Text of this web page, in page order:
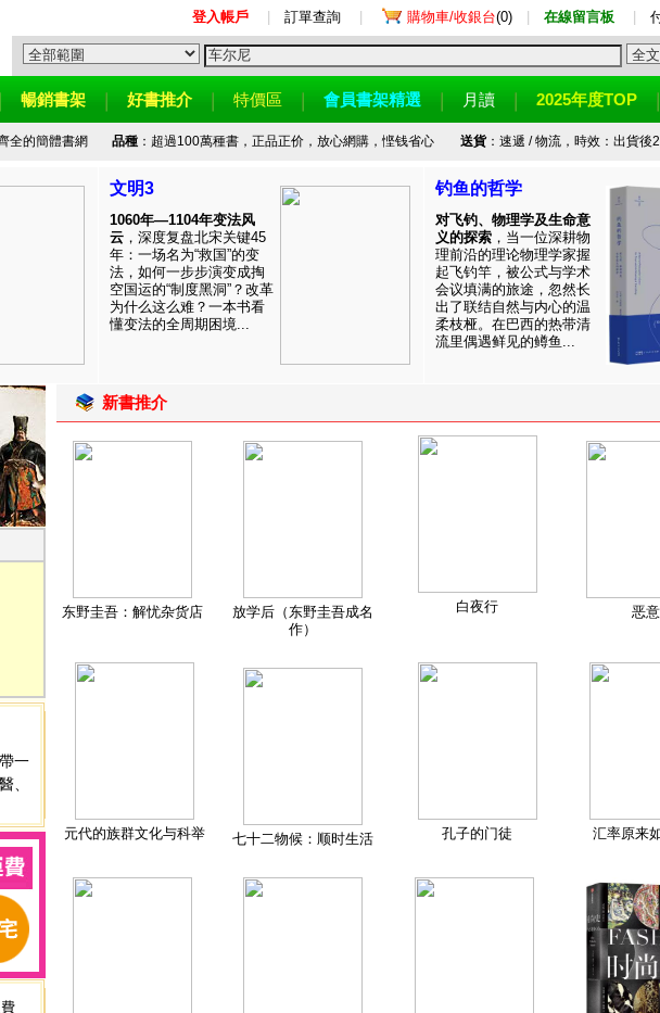
登入帳戶 訂單查詢 購物車/收銀台(0) 在線留言板
暢銷書架 好書推介 特價區 會員書架精選 月讀 2025年度TOP
全的簡體書網 品種：超過100萬種書，正品正价，放心網購，悭钱省心 送貨：速遞 / 物流，時效：出貨後
文明3
1060年—1104年变法风
云 ，深度复盘北宋关键45
年：一场名为“救国”的变
法，如何一步步演变成掏
空国运的“制度黑洞”？改革
为什么这么难？一本书看
懂变法的全周期困境...
钓鱼的哲学
对飞钓、物理学及生命意
义的探索 ，当一位深耕物
理前沿的理论物理学家握
起飞钓竿，被公式与学术
会议填满的旅途，忽然长
出了联结自然与内心的温
柔枝桠。在巴西的热带清
流里偶遇鲜见的鳟鱼...
一
新書推介
东野圭吾：解忧杂货店
放学后（东野圭吾成名
作）
白夜行 恶意
元代的族群文化与科举 七十二物候：顺时生活 孔子的门徒 汇率原来